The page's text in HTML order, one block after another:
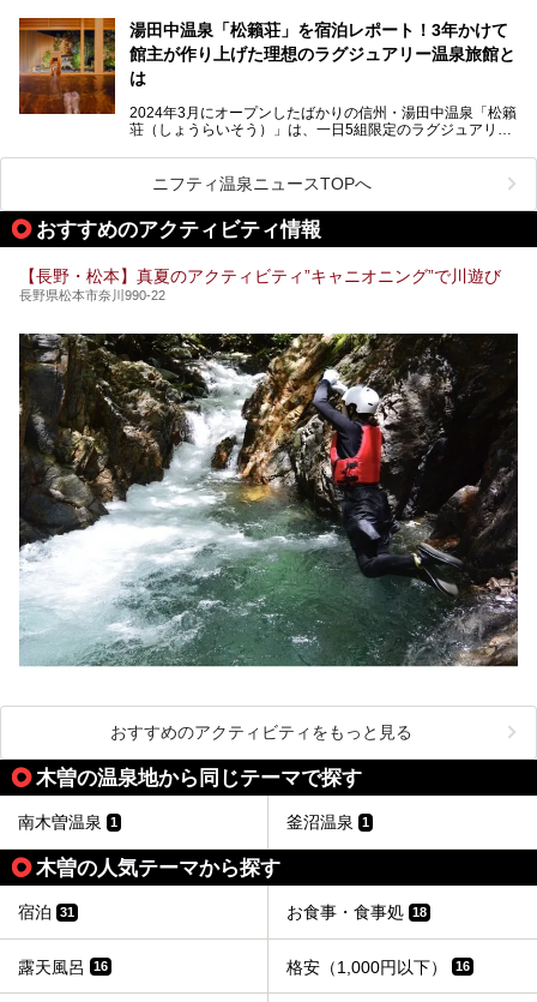
昼神温泉では、朝市などの観光スポットや、信州名物のおや
きを楽しめるグルメスポットなど、観光を楽しむにはぴった
りの場所が豊富にあります。
この記事では、昼神温泉での滞在を充実させる宿泊施設や日
帰り温泉、見どころ満載の観光・グルメスポットに加え、ア
クセス方法も順に紹介します。
湯田中温泉「松籟荘」を宿泊レポート！3年かけて
館主が作り上げた理想のラグジュアリー温泉旅館と
は
2024年3月にオープンしたばかりの信州・湯田中温泉「松籟
荘（しょうらいそう）」は、一日5組限定のラグジュアリー
ライベートに楽しめる非日常感が味わえます。また宿泊者は
道向かいの「よろづや」の大浴場「桃山風呂」や共同浴場の
「湯田中大湯」も利用ができます。
極上のお湯に浸り上質なお料理に舌鼓、特別な日に泊まりた
い湯田中温泉「松籟荘」を、実際に宿泊した目線で紹介しま
ニフティ温泉ニュースTOPへ
おすすめのアクティビティ情報
【長野・松本】真夏のアクティビティ”キャニオニング”で川遊び
長野県松本市奈川990-22
おすすめのアクティビティをもっと見る
木曽の温泉地から同じテーマで探す
南木曽温泉 1 釜沼温泉 1
木曽の人気テーマから探す
宿泊 31 お食事・食事処 18
露天風呂 16 格安（1,000円以下） 16